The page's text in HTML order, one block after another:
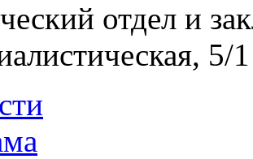
отдел и
5/1